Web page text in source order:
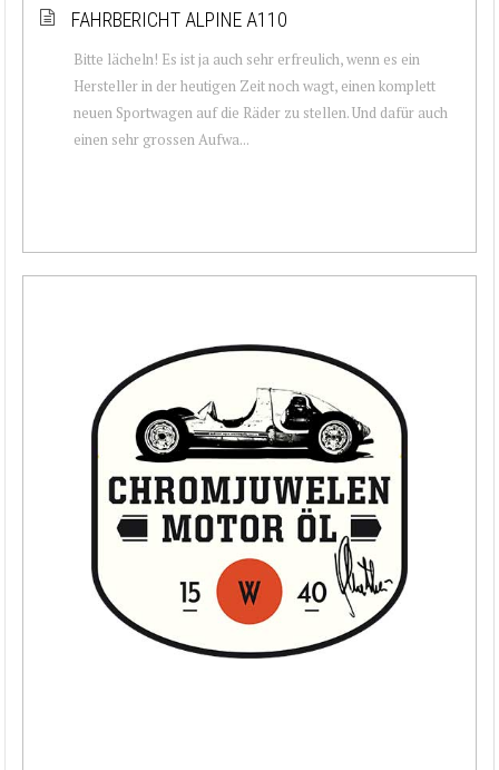
FAHRBERICHT ALPINE A110
Bitte lächeln! Es ist ja auch sehr erfreulich, wenn es ein
Hersteller in der heutigen Zeit noch wagt, einen komplett
neuen Sportwagen auf die Räder zu stellen. Und dafür auch
einen sehr grossen Aufwa...